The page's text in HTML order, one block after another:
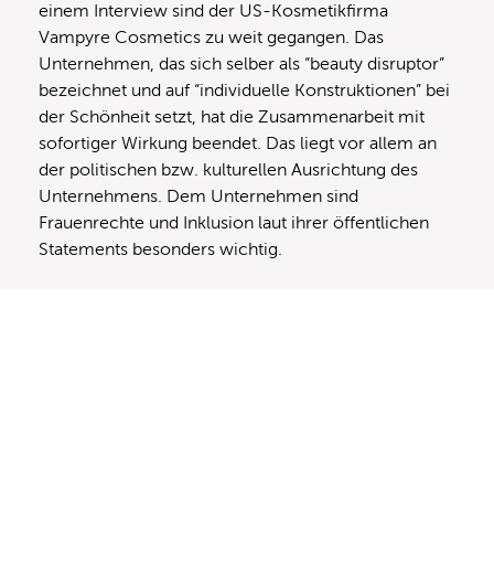
einem Interview sind der US-Kosmetikfirma
Vampyre Cosmetics zu weit gegangen. Das
Unternehmen, das sich selber als “beauty disruptor”
bezeichnet und auf “individuelle Konstruktionen” bei
der Schönheit setzt, hat die Zusammenarbeit mit
sofortiger Wirkung beendet. Das liegt vor allem an
der politischen bzw. kulturellen Ausrichtung des
Unternehmens. Dem Unternehmen sind
Frauenrechte und Inklusion laut ihrer öffentlichen
Statements besonders wichtig.